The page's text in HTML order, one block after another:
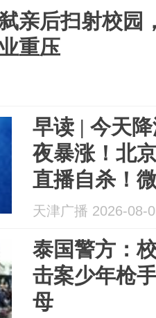
亲后扫射校园
重压
早读 | 今天
夜暴涨！北
直播自杀！
天津广播 2026-08-
泰国警方：
击案少年枪
母